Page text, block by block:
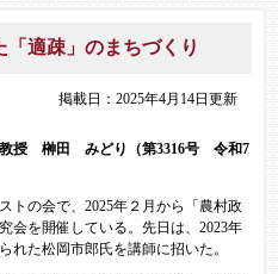
「適疎」のまちづくり
掲載日：2025年4月14日更新
教授 榊田 みどり（第3316号 令和7
トの会で、2025年２月から「農村政
会を開催している。先日は、2023年
れた松岡市郎氏を講師に招いた。